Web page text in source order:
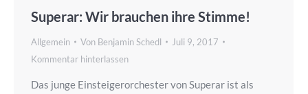
Superar: Wir brauchen ihre Stimme!
Allgemein Von Benjamin Schedl
Juli 9, 2017
Kommentar hinterlassen
Das junge Einsteigerorchester von Superar ist als